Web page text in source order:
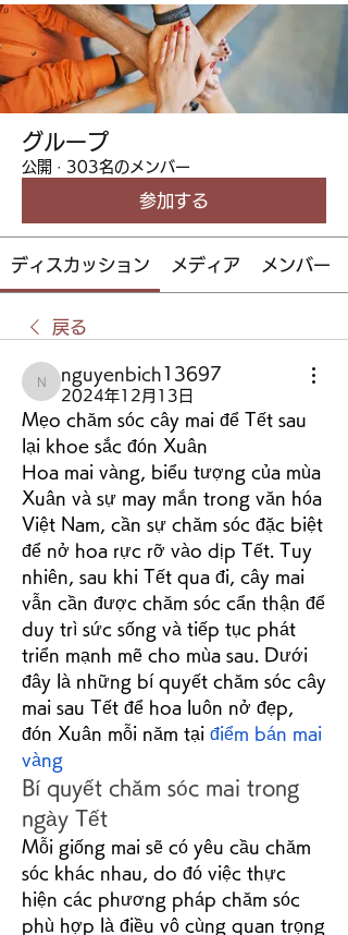
グループ
公開 · 303名のメンバー
参加する
ディスカッション メディア メンバー
戻る
nguyenbich13697
nguyenbich13697
2024年12月13日
Mẹo chăm sóc cây mai để Tết sau
lại khoe sắc đón Xuân
Hoa mai vàng, biểu tượng của mùa
Xuân và sự may mắn trong văn hóa
Việt Nam, cần sự chăm sóc đặc biệt
để nở hoa rực rỡ vào dịp Tết. Tuy
nhiên, sau khi Tết qua đi, cây mai
vẫn cần được chăm sóc cẩn thận để
duy trì sức sống và tiếp tục phát
triển mạnh mẽ cho mùa sau. Dưới
đây là những bí quyết chăm sóc cây
mai sau Tết để hoa luôn nở đẹp,
đón Xuân mỗi năm tại điểm bán mai
vàng
Bí quyết chăm sóc mai trong
ngày Tết
Mỗi giống mai sẽ có yêu cầu chăm
sóc khác nhau, do đó việc thực
hiện các phương pháp chăm sóc
phù hợp là điều vô cùng quan trọng